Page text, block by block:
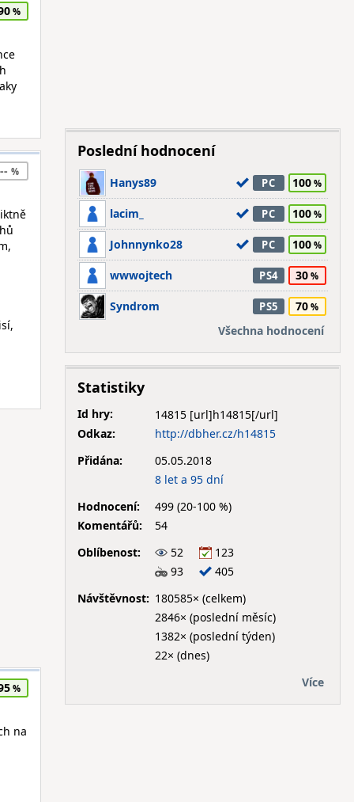
--
na
Poslední hodnocení
Hanys89 PC 100
lacim_ PC 100
Johnnynko28 PC 100
wwwojtech PS4 30
Syndrom PS5
70
Všechna hodnocení
Statistiky
Id hry:
14815
Odkaz:
http://dbher.cz/h14815
Přidána:
05.05.2018
8 let a 95 dní
Hodnocení:
499 (20-100 %)
Komentářů:
54
Oblíbenost:
52
123
93
405
Návštěvnost: 180585× (celkem)
2846× (poslední měsíc)
1382× (poslední týden)
22× (dnes)
Více